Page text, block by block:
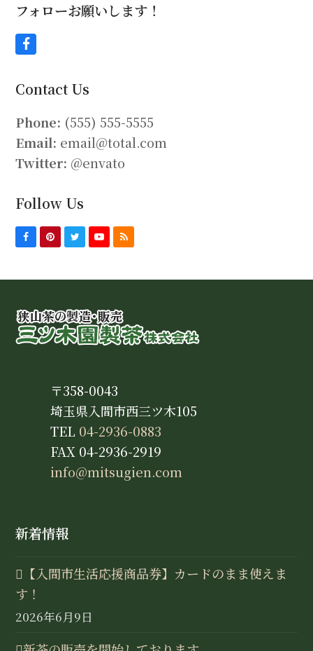
フォローお願いします！
F
e
o
o
k
Contact Us
Phone: (555) 555-5555
Email: email@total.com
Twitter: @envato
Follow Us
F
a
b
k
P
i
e
s
t
T
w
t
Y
o
u
R
S
〒358-0043
埼玉県入間市西三ツ木105
TEL 04-2936-0883
FAX 04-2936-2919
info@mitsugien.com
新着情報
【入間市生活応援商品券】カードのまま使えま
す！
2026年6月9日